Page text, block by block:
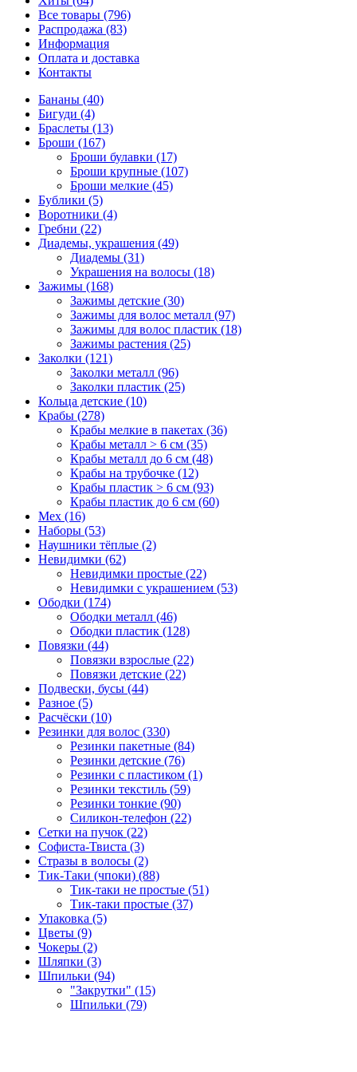
Все товары (796)
Распродажа (83)
Информация
Оплата и доставка
Контакты
Бананы (40)
Бигуди (4)
Браслеты (13)
Броши (167)
Броши булавки (17)
Броши крупные (107)
Броши мелкие (45)
Бублики (5)
Воротники (4)
Гребни (22)
Диадемы, украшения (49)
Диадемы (31)
Украшения на волосы (18)
Зажимы (168)
Зажимы детские (30)
Зажимы для волос металл (97)
Зажимы для волос пластик (18)
Зажимы растения (25)
Заколки (121)
Заколки металл (96)
Заколки пластик (25)
Кольца детские (10)
Крабы (278)
Крабы мелкие в пакетах (36)
Крабы металл > 6 см (35)
Крабы металл до 6 см (48)
Крабы на трубочке (12)
Крабы пластик > 6 см (93)
Крабы пластик до 6 см (60)
Мех (16)
Наборы (53)
Наушники тёплые (2)
Невидимки (62)
Невидимки простые (22)
Невидимки с украшением (53)
Ободки (174)
Ободки металл (46)
Ободки пластик (128)
Повязки (44)
Повязки взрослые (22)
Повязки детские (22)
Подвески, бусы (44)
Разное (5)
Расчёски (10)
Резинки для волос (330)
Резинки пакетные (84)
Резинки детские (76)
Резинки с пластиком (1)
Резинки текстиль (59)
Резинки тонкие (90)
Силикон-телефон (22)
Сетки на пучок (22)
Софиста-Твиста (3)
Стразы в волосы (2)
Тик-Таки (чпоки) (88)
Тик-таки не простые (51)
Тик-таки простые (37)
Упаковка (5)
Цветы (9)
Чокеры (2)
Шляпки (3)
Шпильки (94)
"Закрутки" (15)
Шпильки (79)